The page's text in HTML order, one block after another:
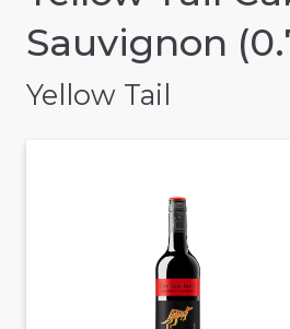
Sauvignon
Yellow Tail